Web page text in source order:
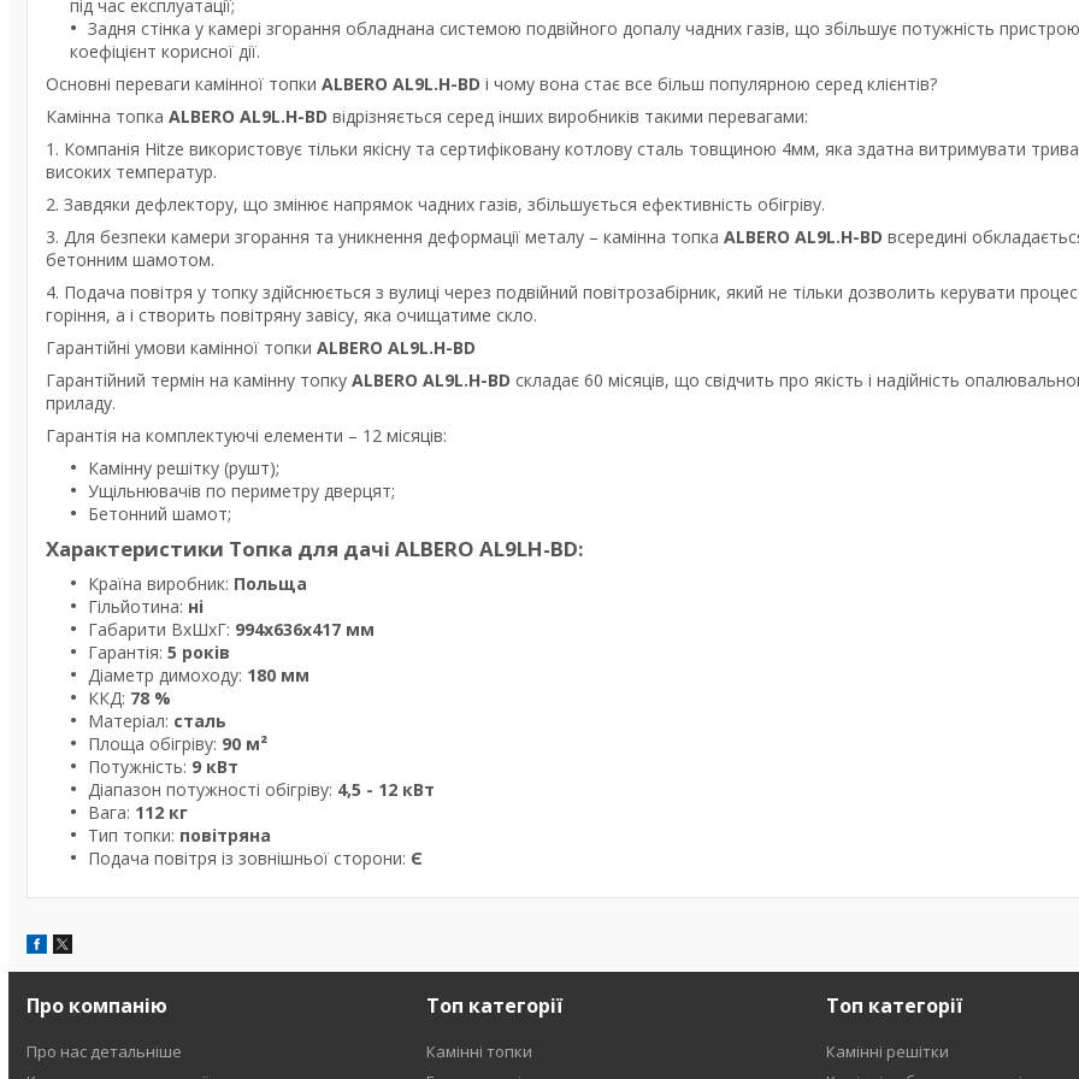
під час експлуатації;
Задня стінка у камері згорання обладнана системою подвійного допалу чадних газів, що збільшує потужність пристрою
коефіцієнт корисної дії.
Основні переваги камінної топки ALBERO AL9L.H-BD і чому вона стає все більш популярною серед клієнтів?
Камінна топка ALBERO AL9L.H-BD відрізняється серед інших виробників такими перевагами:
1. Компанія Hitze використовує тільки якісну та сертифіковану котлову сталь товщиною 4мм, яка здатна витримувати
високих температур.
2. Завдяки дефлектору, що змінює напрямок чадних газів, збільшується ефективність обігріву.
3. Для безпеки камери згорання та уникнення деформації металу – камінна топка ALBERO AL9L.H-BD всередині
бетонним шамотом.
4. Подача повітря у топку здійснюється з вулиці через подвійний повітрозабірник, який не тільки дозволить керувати
горіння, а і створить повітряну завісу, яка очищатиме скло.
Гарантійні умови камінної топки ALBERO AL9L.H-BD
Гарантійний термін на камінну топку ALBERO AL9L.H-BD складає 60 місяців, що свідчить про якість і надійність
приладу.
Гарантія на комплектуючі елементи – 12 місяців:
Камінну решітку (рушт);
Ущільнювачів по периметру дверцят;
Бетонний шамот;
Характеристики Топка для дачі ALBERO AL9LH-BD:
Країна виробник: Польща
Гільйотина: ні
Габарити ВxШxГ: 994x636x417 мм
Гарантія: 5 років
Діаметр димоходу: 180 мм
ККД: 78 %
Матеріал: сталь
Площа обігріву: 90 м²
Потужність: 9 кВт
Діапазон потужності обігріву: 4,5 - 12 кВт
Вага: 112 кг
Тип топки: повітряна
Подача повітря із зовнішньої сторони: Є
Про компанію
Про нас детальніше
Топ категорії
Камінні топки
Топ категорії
Камінні решітки